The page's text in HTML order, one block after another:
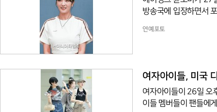
방송국에 입장하면서
연예포토
여자아이들, 미국
여자아이들이 26일 오
이들 멤버들이 팬들에